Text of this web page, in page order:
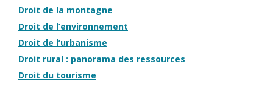
Droit de la montagne
Droit de l’environnement
Droit de l’urbanisme
Droit rural : panorama des ressources
Droit du tourisme